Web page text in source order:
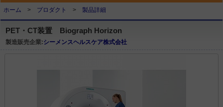
ホーム プロダクト 製品詳細
PET・CT装置 Biograph Horizon
製造販売企業:シーメンスヘルスケア株式会社